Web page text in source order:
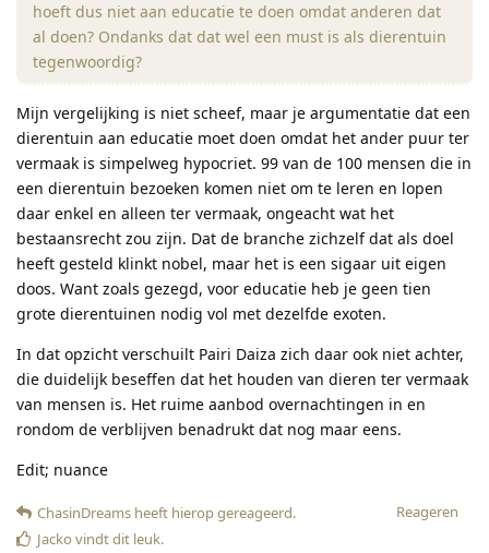
hoeft dus niet aan educatie te doen omdat anderen dat
al doen? Ondanks dat dat wel een must is als dierentuin
tegenwoordig?
Mijn vergelijking is niet scheef, maar je argumentatie dat een
dierentuin aan educatie moet doen omdat het ander puur ter
vermaak is simpelweg hypocriet. 99 van de 100 mensen die in
een dierentuin bezoeken komen niet om te leren en lopen
daar enkel en alleen ter vermaak, ongeacht wat het
bestaansrecht zou zijn. Dat de branche zichzelf dat als doel
heeft gesteld klinkt nobel, maar het is een sigaar uit eigen
doos. Want zoals gezegd, voor educatie heb je geen tien
grote dierentuinen nodig vol met dezelfde exoten.
In dat opzicht verschuilt Pairi Daiza zich daar ook niet achter,
die duidelijk beseffen dat het houden van dieren ter vermaak
van mensen is. Het ruime aanbod overnachtingen in en
rondom de verblijven benadrukt dat nog maar eens.
Edit; nuance
Reageren
ChasinDreams heeft hierop gereageerd.
Jacko vindt dit leuk.